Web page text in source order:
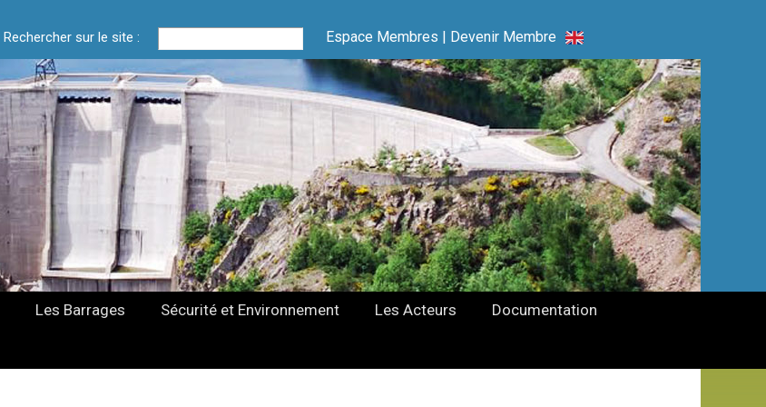
Rechercher sur le site : Espace Membres | Devenir Membre
Les Barrages Sécurité et Environnement Les Acteurs
Documentation